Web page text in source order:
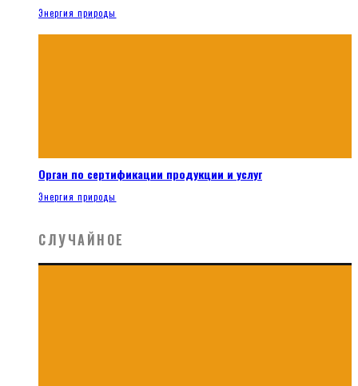
Энергия природы
Орган по сертификации продукции и услуг
Энергия природы
СЛУЧАЙНОЕ